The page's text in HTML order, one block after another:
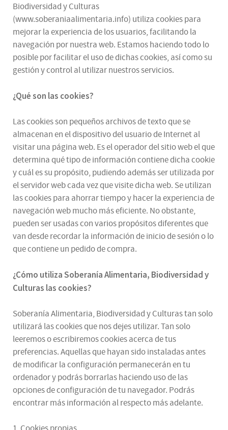
Biodiversidad y Culturas
(www.soberaniaalimentaria.info) utiliza cookies para
mejorar la experiencia de los usuarios, facilitando la
navegación por nuestra web. Estamos haciendo todo lo
posible por facilitar el uso de dichas cookies, así como su
gestión y control al utilizar nuestros servicios.
¿Qué son las cookies?
Las cookies son pequeños archivos de texto que se
almacenan en el dispositivo del usuario de Internet al
visitar una página web. Es el operador del sitio web el que
determina qué tipo de información contiene dicha cookie
y cuál es su propósito, pudiendo además ser utilizada por
el servidor web cada vez que visite dicha web. Se utilizan
las cookies para ahorrar tiempo y hacer la experiencia de
navegación web mucho más eficiente. No obstante,
pueden ser usadas con varios propósitos diferentes que
van desde recordar la información de inicio de sesión o lo
que contiene un pedido de compra.
¿Cómo utilizaSoberanía Alimentaria, Biodiversidad y
Culturas las cookies?
Soberanía Alimentaria, Biodiversidad y Culturas tan solo
utilizará las cookies que nos dejes utilizar. Tan solo
leeremos o escribiremos cookies acerca de tus
preferencias. Aquellas que hayan sido instaladas antes
de modificar la configuración permanecerán en tu
ordenador y podrás borrarlas haciendo uso de las
opciones de configuración de tu navegador. Podrás
encontrar más información al respecto más adelante.